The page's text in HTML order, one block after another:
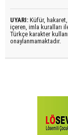
UYARI: Küfür,
içeren, imla kuralları
Türkçe karakter
onaylanmamaktadır.